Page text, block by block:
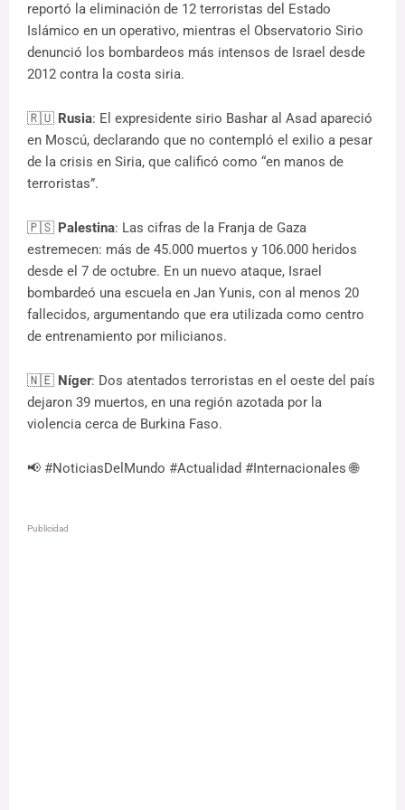
reportó la eliminación de 12 terroristas del Estado
Islámico en un operativo, mientras el Observatorio Sirio
denunció los bombardeos más intensos de Israel desde
2012 contra la costa siria.
🇷🇺 Rusia: El expresidente sirio Bashar al Asad apareció
en Moscú, declarando que no contempló el exilio a pesar
de la crisis en Siria, que calificó como “en manos de
terroristas”.
🇵🇸 Palestina: Las cifras de la Franja de Gaza
estremecen: más de 45.000 muertos y 106.000 heridos
desde el 7 de octubre. En un nuevo ataque, Israel
bombardeó una escuela en Jan Yunis, con al menos 20
fallecidos, argumentando que era utilizada como centro
de entrenamiento por milicianos.
🇳🇪 Níger: Dos atentados terroristas en el oeste del país
dejaron 39 muertos, en una región azotada por la
violencia cerca de Burkina Faso.
📢 #NoticiasDelMundo #Actualidad #Internacionales 🌐
Publicidad